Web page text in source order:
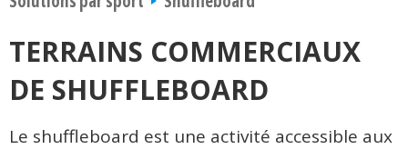
TERRAINS COMMERCIAUX
DE SHUFFLEBOARD
Le shuffleboard est une activité accessible aux